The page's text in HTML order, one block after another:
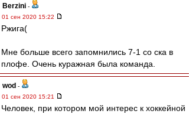
Berzini -
01 сен 2020 15:22
Ржига(
Мне больше всего запомнились 7-1 со ска в
плофе. Очень куражная была команда.
wod -
01 сен 2020 15:21
Человек, при котором мой интерес к хоккейной